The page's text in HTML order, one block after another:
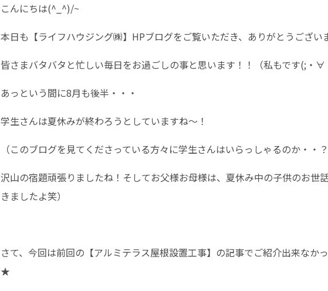
こんにちは(^_^)/~
本日も【ライフハウジング㈱】HPブログをご覧いただき、ありがとうござい
皆さまバタバタと忙しい毎日をお過ごしの事と思います！！（私もです(;・∀
あっという間に8月も後半・・・
学生さんは夏休みが終わろうとしていますね～！
（このブログを見てくださっている方々に学生さんはいらっしゃるのか・・
沢山の宿題頑張りましたね！そしてお父様お母様は、夏休み中の子供のお世
きましたよ笑）
さて、今回は前回の【アルミテラス屋根設置工事】の記事でご紹介出来なか
★